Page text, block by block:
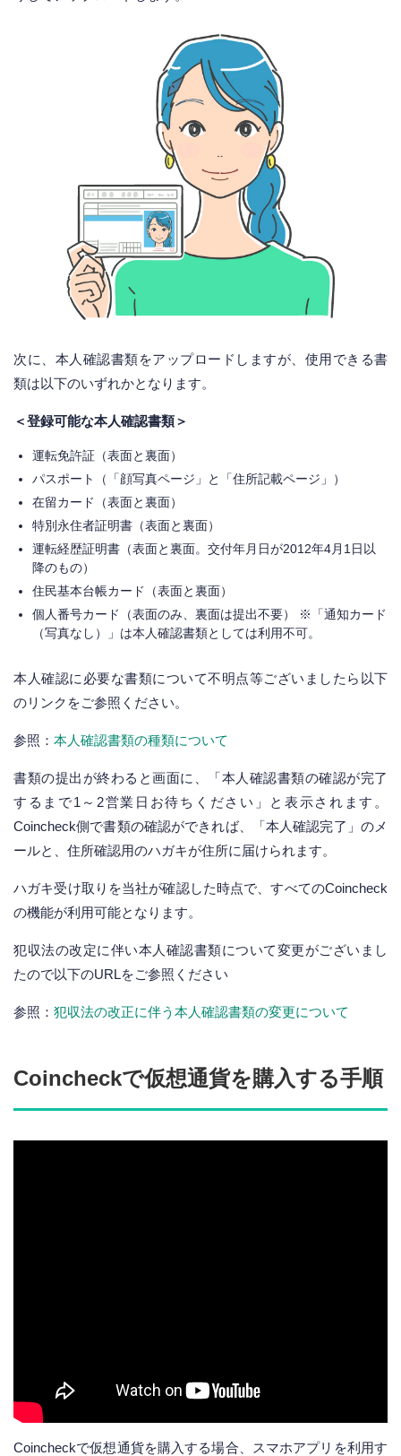
次に、本人確認書類をアップロードしますが、使用できる書
類は以下のいずれかとなります。
＜登録可能な本人確認書類＞
運転免許証（表面と裏面）
パスポート（「顔写真ページ」と「住所記載ページ」）
在留カード（表面と裏面）
特別永住者証明書（表面と裏面）
運転経歴証明書（表面と裏面。交付年月日が2012年4月1日以
降のもの）
住民基本台帳カード（表面と裏面）
個人番号カード（表面のみ、裏面は提出不要） ※「通知カード
（写真なし）」は本人確認書類としては利用不可。
本人確認に必要な書類について不明点等ございましたら以下
のリンクをご参照ください。
参照： 本人確認書類の種類について
書類の提出が終わると画面に、「本人確認書類の確認が完了
するまで1～2営業日お待ちください」と表示されます。
Coincheck側で書類の確認ができれば、「本人確認完了」のメ
ールと、住所確認用のハガキが住所に届けられます。
ハガキ受け取りを当社が確認した時点で、すべてのCoincheck
の機能が利用可能となります。
犯収法の改定に伴い本人確認書類について変更がございまし
たので以下のURLをご参照ください
参照： 犯収法の改正に伴う本人確認書類の変更について
Coincheckで仮想通貨を購入する手順
Coincheckで仮想通貨を購入する場合、スマホアプリを利用す